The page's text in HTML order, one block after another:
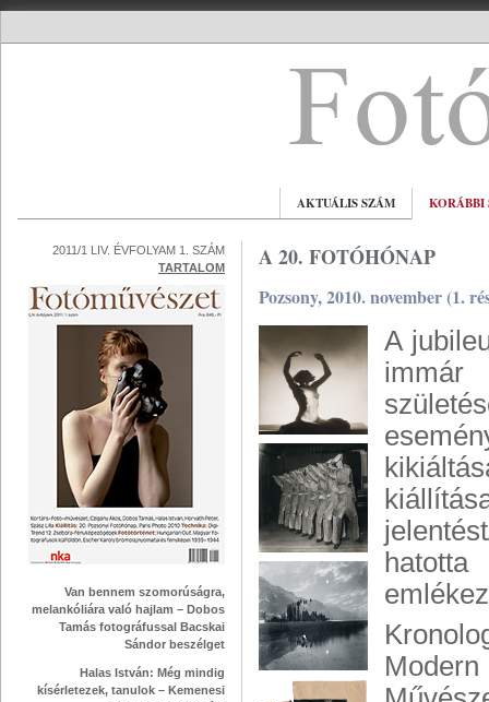
AKTUÁLIS SZÁM KORÁBBI
2011/1 LIV. ÉVFOLYAM 1. SZÁM
TARTALOM
Van bennem szomorúságra,
melankóliára való hajlam – Dobos
Tamás fotográfussal Bacskai
Sándor beszélget
Halas István: Még mindig
kísérletezek, tanulok – Kemenesi
A 20. FOTÓHÓNAP
Pozsony, 2010. november (1.
A
immár